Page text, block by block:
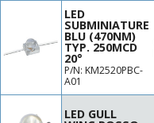
LED
SUBMINIATURE
BLU (470NM)
TYP. 250MCD
20°
P/N: KM2520PBC-
A01
LED GULL